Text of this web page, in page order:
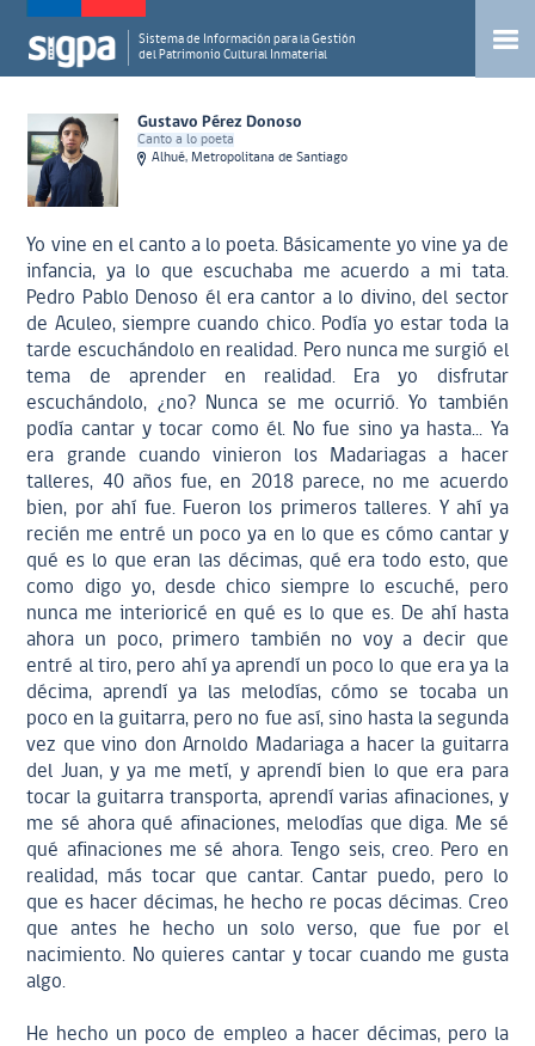
Sistema de Información para la Gestión
del Patrimonio Cultural Inmaterial
Gustavo Pérez Donoso
Canto a lo poeta
Alhué, Metropolitana de Santiago
Yo vine en el canto a lo poeta. Básicamente yo vine ya de
infancia, ya lo que escuchaba me acuerdo a mi tata.
Pedro Pablo Denoso él era cantor a lo divino, del sector
de Aculeo, siempre cuando chico. Podía yo estar toda la
tarde escuchándolo en realidad. Pero nunca me surgió el
tema de aprender en realidad. Era yo disfrutar
escuchándolo, ¿no? Nunca se me ocurrió. Yo también
podía cantar y tocar como él. No fue sino ya hasta... Ya
era grande cuando vinieron los Madariagas a hacer
talleres, 40 años fue, en 2018 parece, no me acuerdo
bien, por ahí fue. Fueron los primeros talleres. Y ahí ya
recién me entré un poco ya en lo que es cómo cantar y
qué es lo que eran las décimas, qué era todo esto, que
como digo yo, desde chico siempre lo escuché, pero
nunca me interioricé en qué es lo que es. De ahí hasta
ahora un poco, primero también no voy a decir que
entré al tiro, pero ahí ya aprendí un poco lo que era ya la
décima, aprendí ya las melodías, cómo se tocaba un
poco en la guitarra, pero no fue así, sino hasta la segunda
vez que vino don Arnoldo Madariaga a hacer la guitarra
del Juan, y ya me metí, y aprendí bien lo que era para
tocar la guitarra transporta, aprendí varias afinaciones, y
me sé ahora qué afinaciones, melodías que diga. Me sé
qué afinaciones me sé ahora. Tengo seis, creo. Pero en
realidad, más tocar que cantar. Cantar puedo, pero lo
que es hacer décimas, he hecho re pocas décimas. Creo
que antes he hecho un solo verso, que fue por el
nacimiento. No quieres cantar y tocar cuando me gusta
algo.
He hecho un poco de empleo a hacer décimas, pero la